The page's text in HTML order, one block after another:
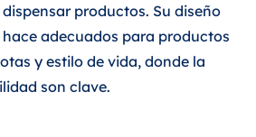
productos. Su diseño
adecuados para productos
y estilo de vida, donde la
son clave.